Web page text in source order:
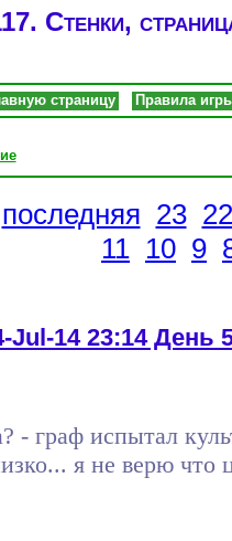
Стенки,
страницу Правила
последняя 23 22
11
10 9
Jul-14 23:14 День
- граф испытал
я не верю что